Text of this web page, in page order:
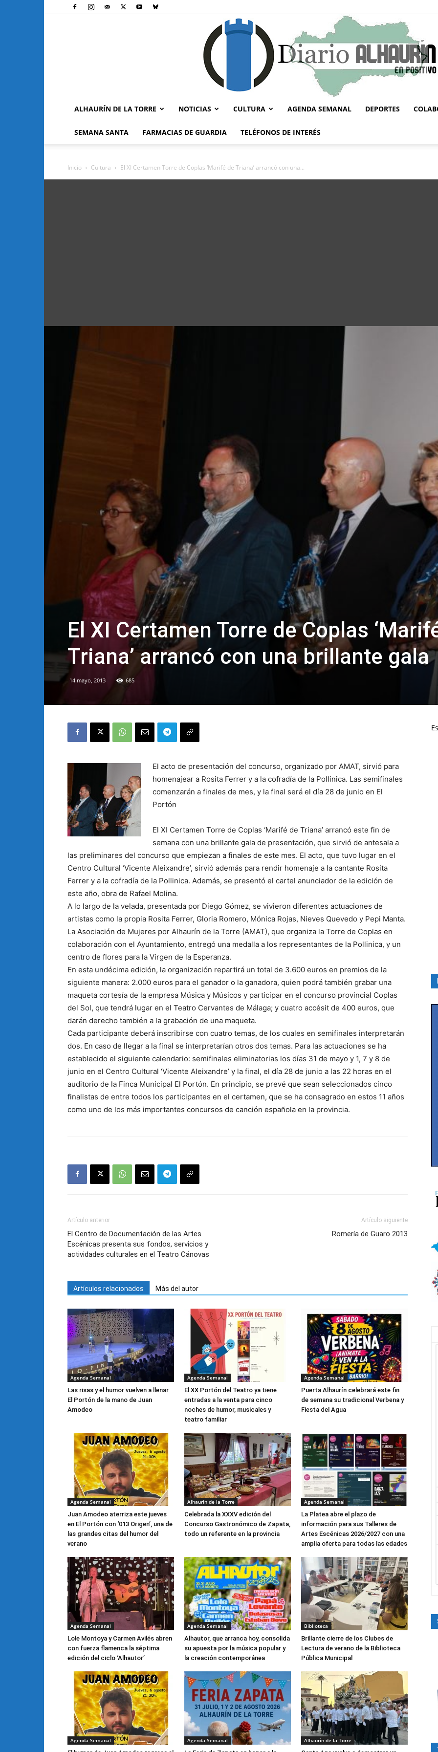
ALHAURÍN DE LA TORRE NOTICIAS CULTURA AGENDA SEMANAL DEPORTES
SEMANA SANTA FARMACIAS DE GUARDIA TELÉFONOS DE INTERÉS
Inicio Cultura El XI Certamen Torre de Coplas ‘Marifé de Triana’ arrancó con una...
El XI Certamen Torre de Coplas
Triana’ arrancó con una brillante gala
14 mayo, 2013 685
El acto de presentación del concurso, organizado por AMAT, sirvió para
homenajear a Rosita Ferrer y a la cofradía de la Pollinica. Las semifinales
comenzarán a finales de mes, y la final será el día 28 de junio en El
Portón
El XI Certamen Torre de Coplas ‘Marifé de Triana’ arrancó este fin de
semana con una brillante gala de presentación, que sirvió de antesala a
las preliminares del concurso que empiezan a finales de este mes. El acto, que tuvo lugar en el
Centro Cultural ‘Vicente Aleixandre’, sirvió además para rendir homenaje a la cantante Rosita
Ferrer y a la cofradía de la Pollinica. Además, se presentó el cartel anunciador de la edición de
este año, obra de Rafael Molina.
A lo largo de la velada, presentada por Diego Gómez, se vivieron diferentes actuaciones de
artistas como la propia Rosita Ferrer, Gloria Romero, Mónica Rojas, Nieves Quevedo y Pepi Manta.
La Asociación de Mujeres por Alhaurín de la Torre (AMAT), que organiza la Torre de Coplas en
colaboración con el Ayuntamiento, entregó una medalla a los representantes de la Pollinica, y un
centro de flores para la Virgen de la Esperanza.
En esta undécima edición, la organización repartirá un total de 3.600 euros en premios de la
siguiente manera: 2.000 euros para el ganador o la ganadora, quien podrá también grabar una
maqueta cortesía de la empresa Música y Músicos y participar en el concurso provincial Coplas
del Sol, que tendrá lugar en el Teatro Cervantes de Málaga; y cuatro accésit de 400 euros, que
darán derecho también a la grabación de una maqueta.
Cada participante deberá inscribirse con cuatro temas, de los cuales en semifinales interpretarán
dos. En caso de llegar a la final se interpretarían otros dos temas. Para las actuaciones se ha
establecido el siguiente calendario: semifinales eliminatorias los días 31 de mayo y 1, 7 y 8 de
junio en el Centro Cultural ‘Vicente Aleixandre’ y la final, el día 28 de junio a las 22 horas en el
auditorio de la Finca Municipal El Portón. En principio, se prevé que sean seleccionados cinco
finalistas de entre todos los participantes en el certamen, que se ha consagrado en estos 11 años
como uno de los más importantes concursos de canción española en la provincia.
Artículo anterior
El Centro de Documentación de las Artes
Escénicas presenta sus fondos, servicios y
actividades culturales en el Teatro Cánovas
Artículo siguiente
Romería de Guaro 2013
Artículos relacionados Más del autor
Agenda Semanal
Las risas y el humor vuelven a llenar
El Portón de la mano de Juan
Amodeo
Agenda Semanal
El XX Portón del Teatro ya tiene
entradas a la venta para cinco
noches de humor, musicales y
teatro familiar
Agenda Semanal
Puerta Alhaurín celebrará este fin
de semana su tradicional Verbena y
Fiesta del Agua
Agenda Semanal
Juan Amodeo aterriza este jueves
en El Portón con ‘013 Origen’, una de
las grandes citas del humor del
verano
Alhaurín de la Torre
Celebrada la XXXV edición del
Concurso Gastronómico de Zapata,
todo un referente en la provincia
Agenda Semanal
La Platea abre el plazo de
información para sus Talleres de
Artes Escénicas 2026/2027 con una
amplia oferta para todas las edades
Agenda Semanal
Lole Montoya y Carmen Avilés abren
con fuerza flamenca la séptima
edición del ciclo ‘Alhautor’
Agenda Semanal
Alhautor, que arranca hoy, consolida
su apuesta por la música popular y
la creación contemporánea
Biblioteca
Brillante cierre de los Clubes de
Lectura de verano de la Biblioteca
Pública Municipal
Agenda Semanal Agenda Semanal Alhaurín de la Torre